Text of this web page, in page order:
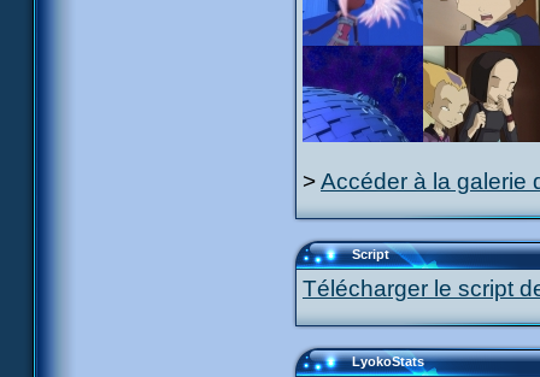
>Accéder à la galerie
Script
Télécharger le script
LyokoStats